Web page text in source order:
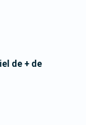
de + de